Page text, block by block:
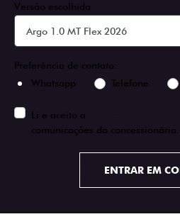
Versão escolhida
Preferência de contato:
Whatsapp
Telefone
Li e aceito a
comunicações da concessionária.
ENTRAR EM